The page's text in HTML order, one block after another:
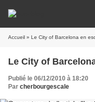
Accueil » Le City of Barcelona en
Le City of
Publié le 06/12/2010 à 18:20
Par cherbourgescale